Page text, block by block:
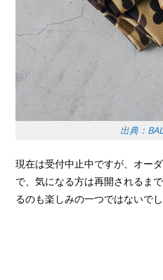
出典：
現在は受付中止中ですが、オー
で、気になる方は再開されるま
るのも楽しみの一つではないでし